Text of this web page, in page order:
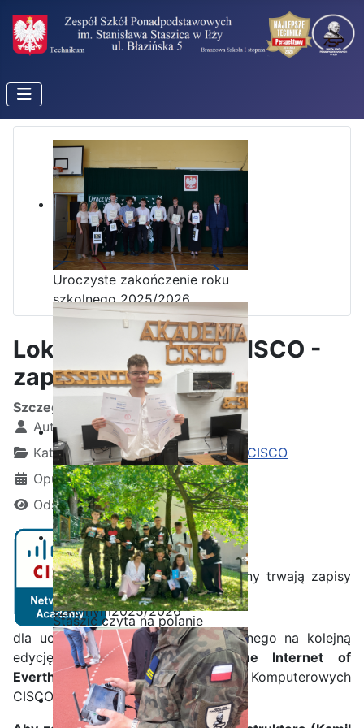
Uroczyste zakończenie roku
szkolnego 2025/2026
Ostatnia garść certyfikatów
Akademii CISCO w roku
szkolnym2025/2026
Staszic czyta na polanie
Lokalna Akademia CISCO -
zapisy na kurs IoE
Szczegóły
Autor:
Kamil Krosta
Kategoria:Wydarzenia z akademii CISCO
Opublikowano: 04 wrzesień 2019
Odsłon: 1530
Przez cały rok szkolny trwają zapisy
dla uczniów Technikum Informatycznego na kolejną
edycję kursu
Introduction to the Internet of
Everthing
Lokalnej Akademii Sieci Komputerowych
CISCO działającej w naszej szkole.